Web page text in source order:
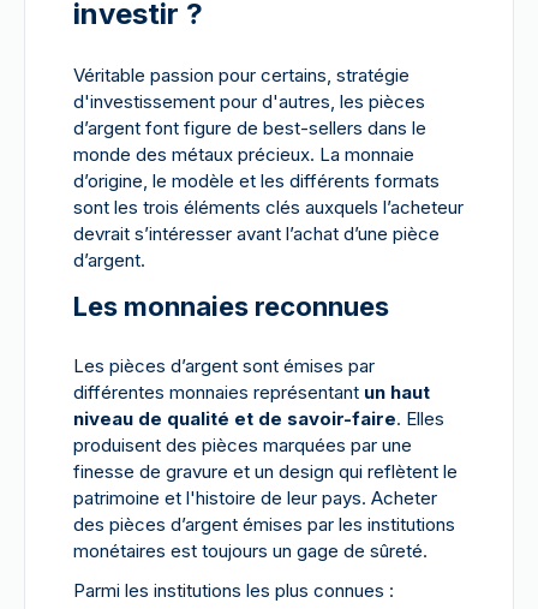
investir ?
Véritable passion pour certains, stratégie
d'investissement pour d'autres, les pièces
d’argent font figure de best-sellers dans le
monde des métaux précieux. La monnaie
d’origine, le modèle et les différents formats
sont les trois éléments clés auxquels l’acheteur
devrait s’intéresser avant l’achat d’une pièce
d’argent.
Les monnaies reconnues
Les pièces d’argent sont émises par
différentes monnaies représentant un haut
niveau de qualité et de savoir-faire. Elles
produisent des pièces marquées par une
finesse de gravure et un design qui reflètent le
patrimoine et l'histoire de leur pays. Acheter
des pièces d’argent émises par les institutions
monétaires est toujours un gage de sûreté.
Parmi les institutions les plus connues :